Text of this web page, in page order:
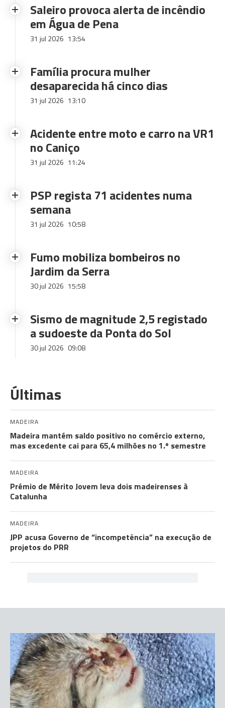
Saleiro provoca alerta de incêndio
em Água de Pena
31 jul 2026 13:54
Família procura mulher
desaparecida há cinco dias
31 jul 2026 13:10
Acidente entre moto e carro na VR1
no Caniço
31 jul 2026 11:24
PSP regista 71 acidentes numa
semana
31 jul 2026 10:58
Fumo mobiliza bombeiros no
Jardim da Serra
30 jul 2026 15:58
Sismo de magnitude 2,5 registado
a sudoeste da Ponta do Sol
30 jul 2026 09:08
Últimas
MADEIRA
Madeira mantém saldo positivo no comércio externo,
mas excedente cai para 65,4 milhões no 1.º semestre
MADEIRA
Prémio de Mérito Jovem leva dois madeirenses à
Catalunha
MADEIRA
JPP acusa Governo de “incompetência” na execução de
projetos do PRR